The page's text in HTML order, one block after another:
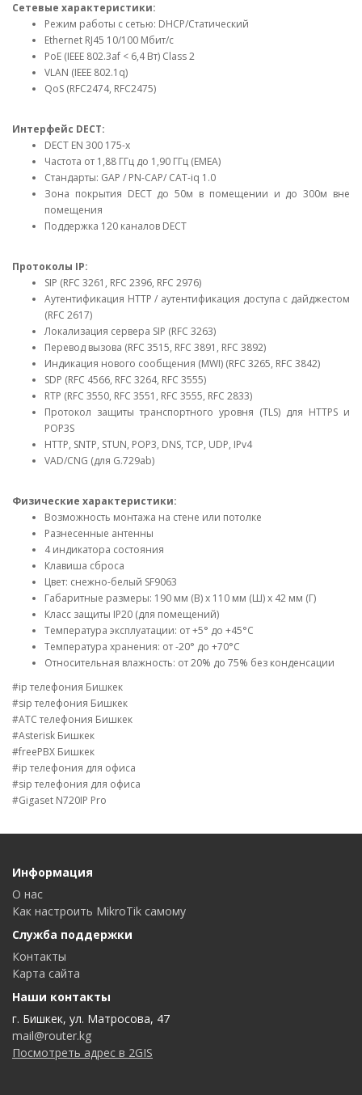
Сетевые характеристики:
Режим работы с сетью: DHCP/Статический
Ethernet RJ45 10/100 Мбит/с
PoE (IEEE 802.3af < 6,4 Вт) Class 2
VLAN (IEEE 802.1q)
QoS (RFC2474, RFC2475)
Интерфейс DECT:
DECT EN 300 175-x
Частота от 1,88 ГГц до 1,90 ГГц (EMEA)
Стандарты: GAP / PN-CAP/ CAT-iq 1.0
Зона покрытия DECT до 50м в помещении и до 300м вне
помещения
Поддержка 120 каналов DECT
Протоколы IP:
SIP (RFC 3261, RFC 2396, RFC 2976)
Аутентификация HTTP / аутентификация доступа с дайджестом
(RFC 2617)
Локализация сервера SIP (RFC 3263)
Перевод вызова (RFC 3515, RFC 3891, RFC 3892)
Индикация нового сообщения (MWI) (RFC 3265, RFC 3842)
SDP (RFC 4566, RFC 3264, RFC 3555)
RTP (RFC 3550, RFC 3551, RFC 3555, RFC 2833)
Протокол защиты транспортного уровня (TLS) для HTTPS и
POP3S
HTTP, SNTP, STUN, POP3, DNS, TCP, UDP, IPv4
VAD/CNG (для G.729ab)
Физические характеристики:
Возможность монтажа на стене или потолке
Разнесенные антенны
4 индикатора состояния
Клавиша сброса
Цвет: снежно-белый SF9063
Габаритные размеры: 190 мм (В) x 110 мм (Ш) x 42 мм (Г)
Класс защиты IP20 (для помещений)
Температура эксплуатации: от +5° до +45°C
Температура хранения: от -20° до +70°C
Относительная влажность: от 20% до 75% без конденсации
#ip телефония Бишкек
#sip телефония Бишкек
#АТС телефония Бишкек
#Asterisk Бишкек
#freePBX Бишкек
#ip телефония для офиса
#sip телефония для офиса
#Gigaset N720IP Pro
Информация
О нас
Как настроить MikroTik самому
Служба поддержки
Контакты
Карта сайта
Наши контакты
г. Бишкек, ул. Матросова, 47
mail@router.kg
Посмотреть адрес в 2GIS